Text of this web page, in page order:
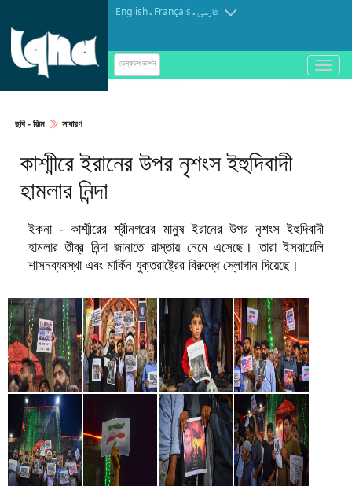
English. Français.فارسی
ডেস্কটপ ভার্শন
باز
و
ছবি‎ - ফিল্ম সাধারণ
কাশ্মীরে ইরানের উপর নৃশংস ইহুদিবাদী
হামলার নিন্দা
ইকনা - কাশ্মীরের শ্রীনগরের মানুষ ইরানের উপর নৃশংস ইহুদিবাদী
হামলার তীব্র নিন্দা জানাতে রাস্তায় নেমে এসেছে। তারা ইসরায়েলি
শাসনব্যবস্থা এবং মার্কিন যুক্তরাষ্ট্রের বিরুদ্ধে স্লোগান দিয়েছে।